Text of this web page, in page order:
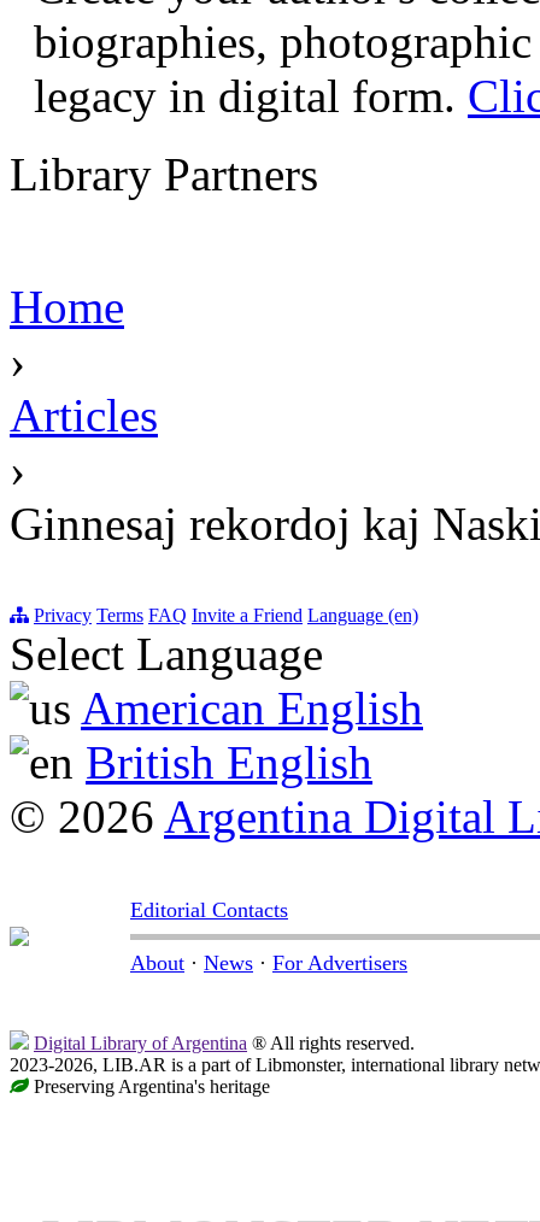
biographies,
legacy in digital form.
Library Partners
Home
›
Articles
›
Ginnesaj rekordoj kaj
Privacy Terms FAQ Invite a Friend Language (en)
Select Language
American English
British English
© 2026 Argentina Digital
Editorial Contacts
About · News · For Advertisers
Digital Library of Argentina ® All rights reserved.
2023-2026, LIB.AR is a part of Libmonster, international library
Preserving Argentina's heritage